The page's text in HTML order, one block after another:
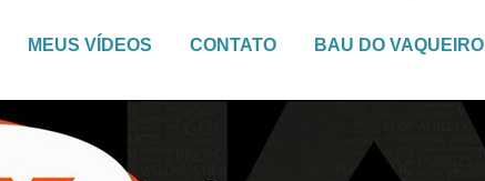
MEUS VÍDEOS CONTATO BAU DO VAQUEIRO